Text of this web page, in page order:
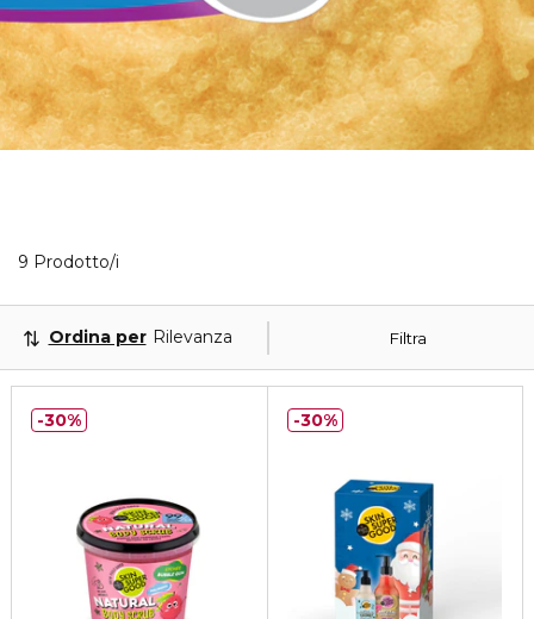
9 Prodotto/i
Filtra
Ordina per Rilevanza
30% 30%